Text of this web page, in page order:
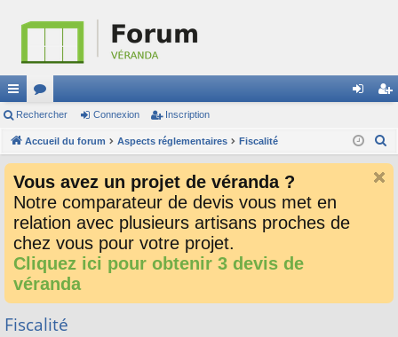
ac
co
ci
or
u
s
ne cri
Rechercher Connexion Inscription
Accueil du forum Aspects réglementaires Fiscalité
Vous avez un projet de véranda ?
Notre comparateur de devis vous met en
relation avec plusieurs artisans proches de
chez vous pour votre projet.
Cliquez ici pour obtenir 3 devis de
véranda
Fiscalité